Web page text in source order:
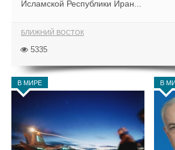
Исламской Республики Иран...
БЛИЖНИЙ ВОСТОК
5335
В МИРЕ В